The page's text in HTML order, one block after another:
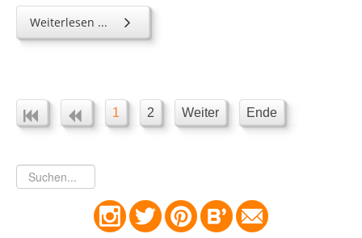
Weiterlesen ...
1 2 Weiter Ende